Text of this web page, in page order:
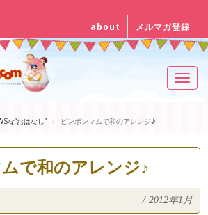
about メルマガ登録
な“おはなし” ピンポンマムで和のアレンジ♪
で和のアレンジ♪
/ 2012年1月